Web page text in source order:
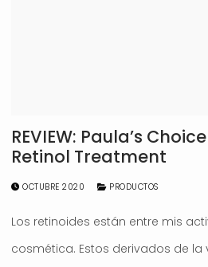
REVIEW: Paula’s
Retinol Treatment
OCTUBRE 2020 PRODUCTOS
Los retinoides están entre mis
cosmética. Estos derivados de la